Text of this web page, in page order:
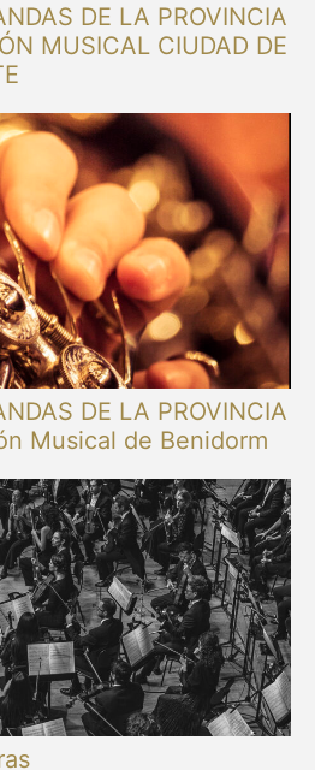
DE LA PROVINCIA
MUSICAL CIUDAD DE
DE LA PROVINCIA
Musical de Benidorm